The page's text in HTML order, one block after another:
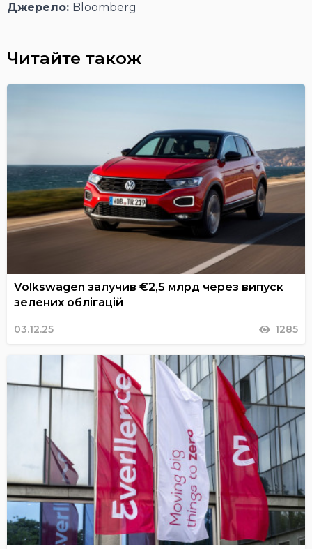
Джерело: Bloomberg
Читайте також
Volkswagen залучив €2,5 млрд через випуск
зелених облігацій
03.12.25 1285